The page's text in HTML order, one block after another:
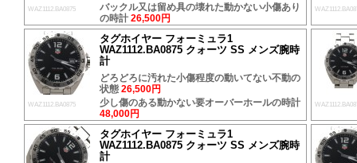
WAZ1112.BA0875
バックル又は留め具の壊れた動かない小傷あり
の時計 26,500円
WAZ1112.BA0875
タグホイヤー フォーミュラ1
WAZ1112.BA0875 クォーツ SS メンズ腕時
計
どろどろに汚れた小傷程度の動いてない不動の
状態 26,500円
少し傷のある動かない要オーバーホールの時計
48,000円
タグホイヤー フォーミュラ1
WAZ1112.BA0875 クォーツ SS メンズ腕時
計